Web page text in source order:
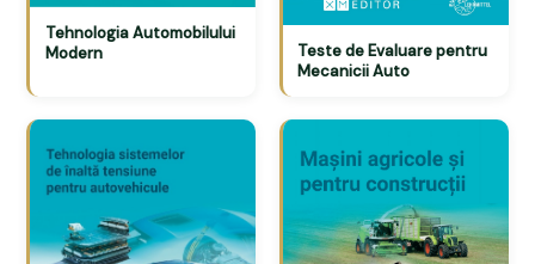
Tehnologia Automobilului
Modern
Teste de Evaluare pentru
Mecanicii Auto